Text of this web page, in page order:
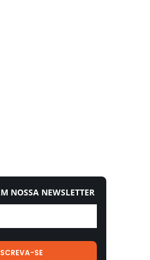
NOSSA NEWSLETTER